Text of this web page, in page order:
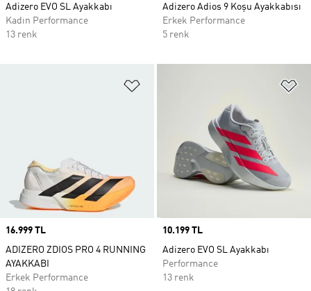
Adizero EVO SL Ayakkabı
Kadın Performance
13 renk
Adizero Adios 9 Koşu Ayakkabısı
Erkek Performance
5 renk
Price
16.999 TL
ADIZERO ZDIOS PRO 4 RUNNING
AYAKKABI
Erkek Performance
Price
10.199 TL
Adizero EVO SL Ayakkabı
Performance
13 renk